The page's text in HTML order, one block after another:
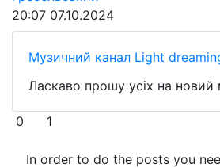
20:07 07.10.2024
Музичний канал Light
Ласкаво прошу усіх на новий
0 1
In order to do the posts you